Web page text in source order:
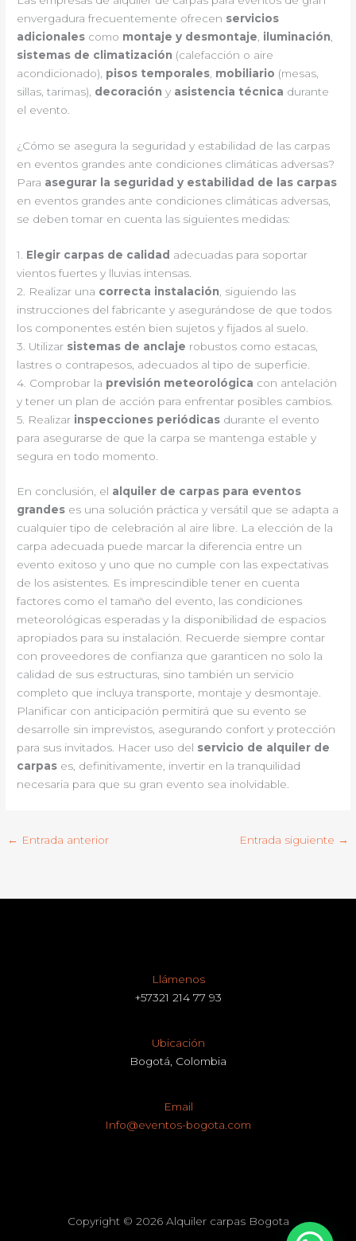
envergadura frecuentemente ofrecen servicios
adicionales como montaje y desmontaje iluminación
sistemas de climatización (calefacción o aire
acondicionado), pisos temporales mobiliario (mesas,
sillas, tarimas), decoración y asistencia técnica durante
el evento.
¿Cómo se asegura la seguridad y estabilidad de las carpas
en eventos grandes ante condiciones climáticas adversas?
Para asegurar la seguridad y estabilidad de las carpas
en eventos grandes ante condiciones climáticas adversas,
se deben tomar en cuenta las siguientes medidas:
1. Elegir carpas de calidad adecuadas para soportar
vientos fuertes y lluvias intensas.
2. Realizar una correcta instalación , siguiendo las
instrucciones del fabricante y asegurándose de que todos
los componentes estén bien sujetos y fijados al suelo.
3. Utilizar sistemas de anclaje robustos como estacas,
lastres o contrapesos, adecuados al tipo de superficie.
4. Comprobar la previsión meteorológica con antelación
y tener un plan de acción para enfrentar posibles cambios.
5. Realizar inspecciones periódicas durante el evento
para asegurarse de que la carpa se mantenga estable y
segura en todo momento.
En conclusión, el alquiler de carpas para eventos
grandes es una solución práctica y versátil que se adapta a
cualquier tipo de celebración al aire libre. La elección de la
carpa adecuada puede marcar la diferencia entre un
evento exitoso y uno que no cumple con las expectativas
de los asistentes. Es imprescindible tener en cuenta
factores como el tamaño del evento, las condiciones
meteorológicas esperadas y la disponibilidad de espacios
apropiados para su instalación. Recuerde siempre contar
con proveedores de confianza que garanticen no solo la
calidad de sus estructuras, sino también un servicio
completo que incluya transporte, montaje y desmontaje.
Planificar con anticipación permitirá que su evento se
desarrolle sin imprevistos, asegurando confort y protección
para sus invitados. Hacer uso del servicio de alquiler de
carpas es, definitivamente, invertir en la tranquilidad
necesaria para que su gran evento sea inolvidable.
← Entrada anterior Entrada siguiente →
Llámenos
+57321 214 77 93
Ubicación
Bogotá, Colombia
Email
Info@eventos-bogota.com
Copyright © 2026 Alquiler carpas Bogota